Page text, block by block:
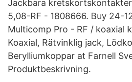
Jackbara
5,08-RF - 1808666. Buy 24-
Multicomp Pro - RF / koaxial
Koaxial, Rätvinklig jack,
Berylliumkoppar at Farnell
Produktbeskrivning.